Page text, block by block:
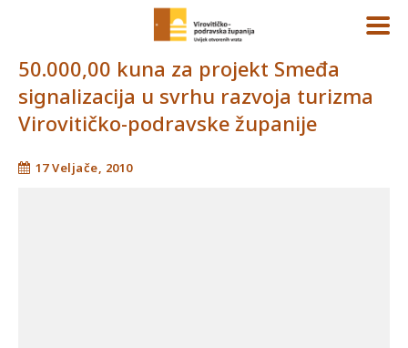
50.000,00 kuna za projekt Smeđa
signalizacija u svrhu razvoja turizma
Virovitičko-podravske županije
17 Veljače, 2010